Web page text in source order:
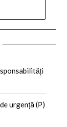
urgență (P)